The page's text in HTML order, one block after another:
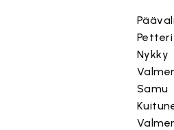
Petteri
Nykky
Samu